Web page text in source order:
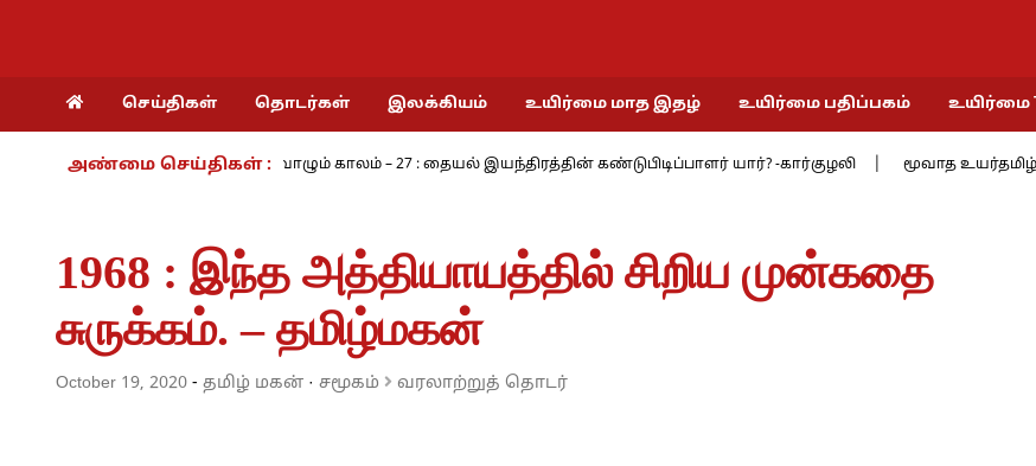
செய்திகள் தொடர்கள் இலக்கியம் உயிர்மை மாத இதழ் உயிர்மை பதிப்பகம் உயிர்மை
அண்மை செய்திகள் :
- அ.ராமசாமி நாம் வாழும் காலம் – 27 : தையல் இயந்திரத்தின் கண்டுபிடிப்பாளர் யார்? -கார்குழலி மூவாத உயர்தமிழ்ச்
1968 : இந்த அத்தியாயத்தில் சிறிய முன்கதை
சுருக்கம். – தமிழ்மகன்
October 19, 2020 - தமிழ் மகன் · சமூகம் வரலாற்றுத் தொடர்